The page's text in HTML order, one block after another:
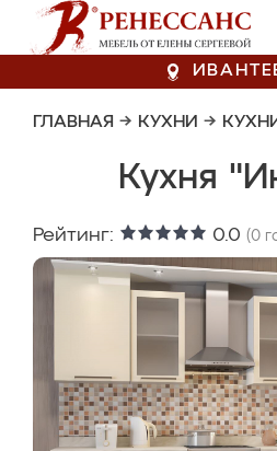
ГЛАВНАЯ → КУХНИ →
Кухня
Рейтинг: 0.0 (0